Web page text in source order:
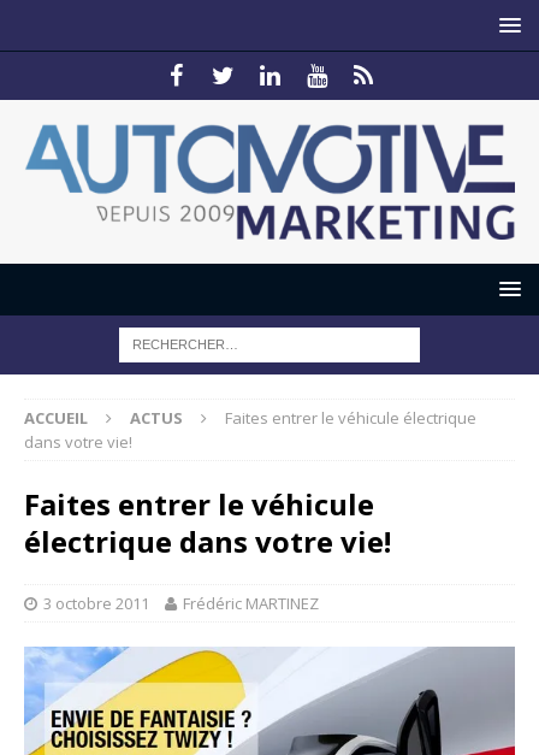
ACCUEIL ACTUS
Faites entrer le véhicule électrique
dans votre vie!
Faites entrer le véhicule
électrique dans votre vie!
3 octobre 2011 Frédéric MARTINEZ